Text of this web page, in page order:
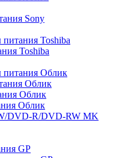
Sony
Toshiba
Toshiba
питания Облик
Облик
Облик
Облик
DVD-R/DVD-RW MK
GP